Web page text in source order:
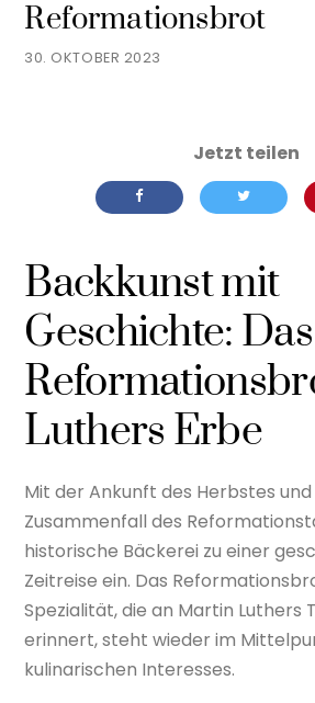
30. OKTOBER 2023
Reformationsbrot
Backkunst mit
Geschichte: Das
Luthers Erbe
Mit der Ankunft des Herbstes
Zusammenfall des
historische Bäckerei zu einer
Zeitreise ein. Das
Spezialität, die an Martin Luthers
erinnert, steht wieder im
kulinarischen Interesses.